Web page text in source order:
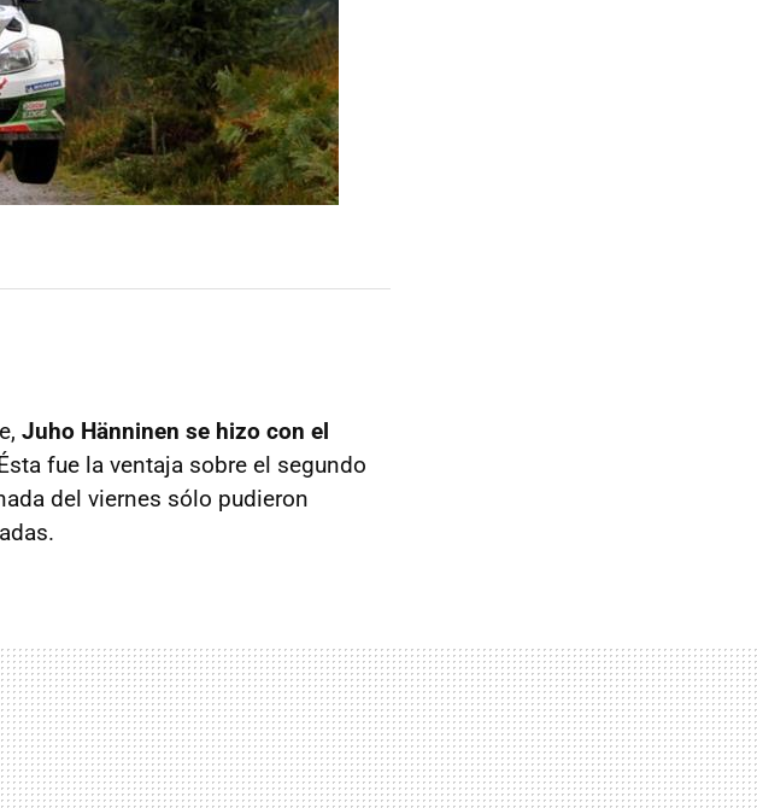
Juho Hänninen se hizo con el
fue la ventaja sobre el segundo
del viernes sólo pudieron